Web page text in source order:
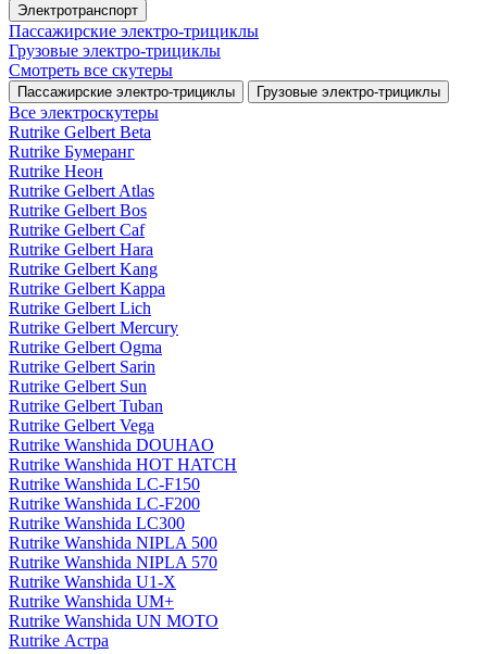
Электротранспорт
Пассажирские электро‑трициклы
Грузовые электро‑трициклы
Смотреть все скутеры
Пассажирские электро‑трициклы Грузовые электро‑трициклы
Все электро­скутеры
Rutrike Gelbert Beta
Rutrike Бумеранг
Rutrike Неон
Rutrike Gelbert Atlas
Rutrike Gelbert Bos
Rutrike Gelbert Caf
Rutrike Gelbert Hara
Rutrike Gelbert Kang
Rutrike Gelbert Kappa
Rutrike Gelbert Lich
Rutrike Gelbert Mercury
Rutrike Gelbert Ogma
Rutrike Gelbert Sarin
Rutrike Gelbert Sun
Rutrike Gelbert Tuban
Rutrike Gelbert Vega
Rutrike Wanshida DOUHAO
Rutrike Wanshida HOT HATCH
Rutrike Wanshida LC-F150
Rutrike Wanshida LC-F200
Rutrike Wanshida LC300
Rutrike Wanshida NIPLA 500
Rutrike Wanshida NIPLA 570
Rutrike Wanshida U1-X
Rutrike Wanshida UM+
Rutrike Wanshida UN MOTO
Rutrike Астра